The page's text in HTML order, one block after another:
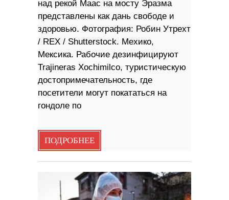
над рекой Маас на мосту Эразма
представлены как дань свободе и
здоровью. Фотография: Робин Утрехт
/ REX / Shutterstock. Мехико,
Мексика. Рабочие дезинфицируют
Trajineras Xochimilco, туристическую
достопримечательность, где
посетители могут покататься на
гондоле по
ПОДРОБНЕЕ